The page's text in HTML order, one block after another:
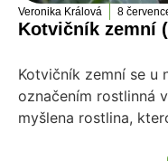
Veronika Králová 8
Kotvičník zemní
Kotvičník zemní se u
označením rostlinná
myšlena rostlina,